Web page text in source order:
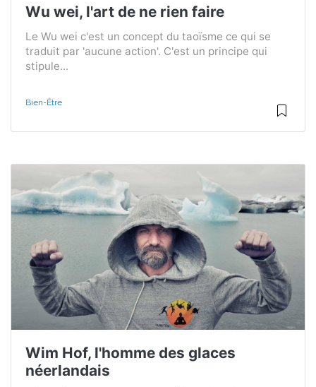
Wu wei, l'art de ne rien faire
Le Wu wei c'est un concept du taoïsme ce qui se
traduit par 'aucune action'. C'est un principe qui
stipule...
Bien-Être
Wim Hof, l'homme des glaces
néerlandais